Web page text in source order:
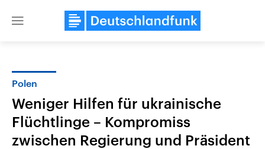
Close
Polen
Weniger Hilfen für ukrainische
Flüchtlinge – Kompromiss
zwischen Regierung und Präsident